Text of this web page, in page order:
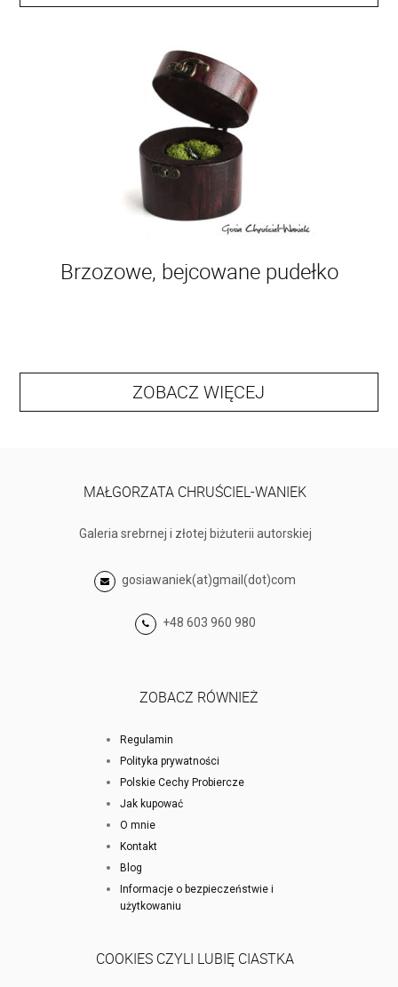
Brzozowe, bejcowane pudełko
ZOBACZ WIĘCEJ
MAŁGORZATA CHRUŚCIEL-WANIEK
Galeria srebrnej i złotej biżuterii autorskiej
gosiawaniek(at)gmail(dot)com
+48 603 960 980
ZOBACZ RÓWNIEŻ
Regulamin
Polityka prywatności
Polskie Cechy Probiercze
Jak kupować
O mnie
Kontakt
Blog
Informacje o bezpieczeństwie i
użytkowaniu
COOKIES CZYLI LUBIĘ CIASTKA